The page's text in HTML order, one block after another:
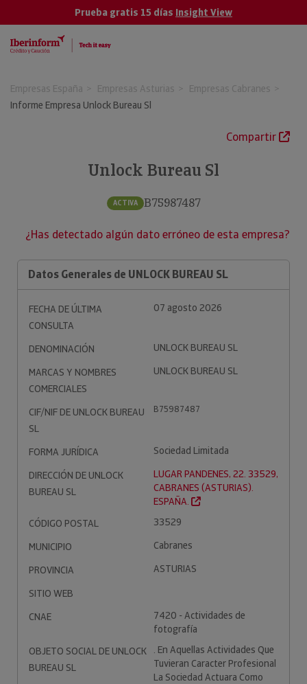
Prueba gratis 15 días Insight View
Empresas España Empresas Asturias
Empresas Cabranes
Informe Empresa Unlock Bureau Sl
Compartir
Unlock Bureau Sl
ACTIVA B75987487
¿Has detectado algún dato erróneo de esta empresa?
Datos Generales de UNLOCK BUREAU SL
FECHA DE ÚLTIMA
CONSULTA
07 agosto 2026
DENOMINACIÓN
UNLOCK BUREAU SL
MARCAS Y NOMBRES
COMERCIALES
UNLOCK BUREAU SL
CIF/NIF DE UNLOCK BUREAU
SL
B75987487
FORMA JURÍDICA
Sociedad Limitada
DIRECCIÓN DE UNLOCK
BUREAU SL
LUGAR PANDENES, 22. 33529,
CABRANES (ASTURIAS).
ESPAÑA.
CÓDIGO POSTAL
33529
MUNICIPIO
Cabranes
PROVINCIA
ASTURIAS
SITIO WEB
CNAE
7420 - Actividades de
fotografía
OBJETO SOCIAL DE UNLOCK
BUREAU SL
. En Aquellas Actividades Que
Tuvieran Caracter Profesional
La Sociedad Actuara Como